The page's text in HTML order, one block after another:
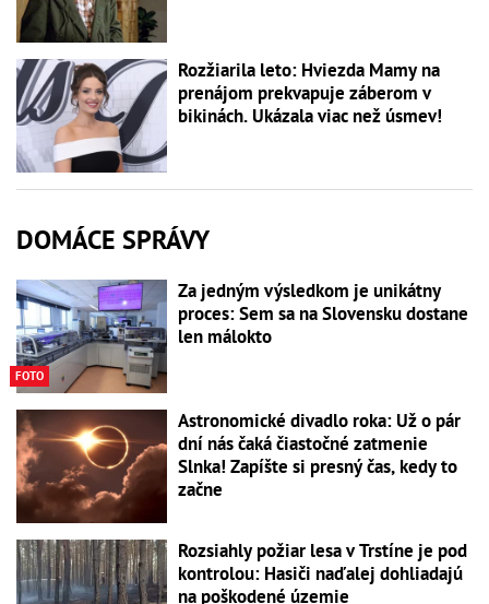
Rozžiarila leto: Hviezda Mamy na
prenájom prekvapuje záberom v
bikinách. Ukázala viac než úsmev!
DOMÁCE SPRÁVY
FOTO
Za jedným výsledkom je unikátny
proces: Sem sa na Slovensku dostane
len málokto
Astronomické divadlo roka: Už o pár
dní nás čaká čiastočné zatmenie
Slnka! Zapíšte si presný čas, kedy to
začne
Rozsiahly požiar lesa v Trstíne je pod
kontrolou: Hasiči naďalej dohliadajú
na poškodené územie